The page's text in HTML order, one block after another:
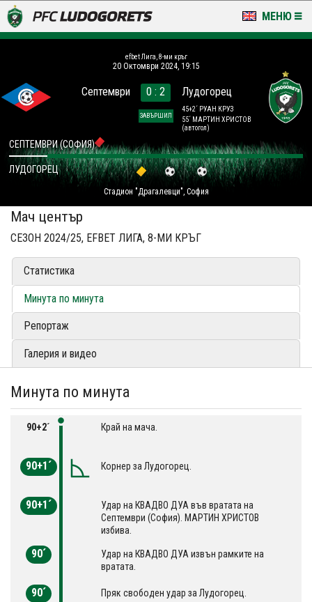
МЕНЮ
НА ТЕРЕНА
СТАДИОН & БАЗИ
КЛУБ
ЗА ФЕНОВЕ
efbet Лига, 8-ми кръг
20 Октомври 2024, 19:15
Септември 0 : 2
ЗАВЪРШИЛ
Лудогорец
45+2´ РУАН КРУЗ
55´ МАРТИН ХРИСТОВ
(автогол)
Стадион "Драгалевци", София
СЕПТЕМВРИ (СОФИЯ)
ЛУДОГОРЕЦ
Мач център
СЕЗОН 2024/25, EFBET ЛИГА, 8-МИ КРЪГ
Статистика
Минута по минута
Репортаж
Галерия и видео
Минута по минута
90+2´ Край на мача.
90+1´ Корнер за Лудогорец.
90+1´
Удар на КВАДВО ДУА във вратата на
Септември (София). МАРТИН ХРИСТОВ
избива.
90´
Удар на КВАДВО ДУА извън рамките на
вратата.
90´ Пряк свободен удар за Лудогорец.